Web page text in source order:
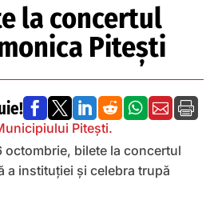
la concertul
Pitești
      
octombrie, bilete la concertul
a instituției și celebra trupă